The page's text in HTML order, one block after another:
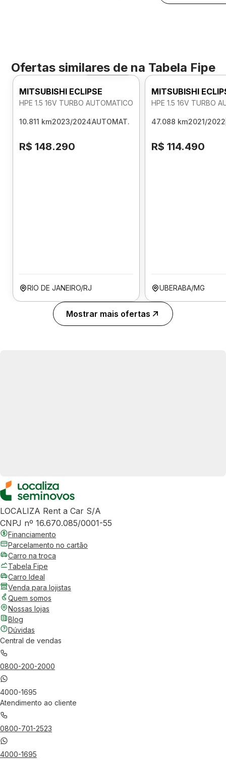
Ofertas similares de na Tabela Fipe
Foto 360º
MITSUBISHI ECLIPSE
HPE 1.5 16V TURBO AUTOMATICO
10.811 km2023/2024AUTOMAT.
R$ 148.290
RIO DE JANEIRO/RJ
MITSUBISHI
HPE 1.5 16V TURBO
47.088 km2021/2022
R$ 114.490
UBERABA/MG
Mostrar mais ofertas
LOCALIZA Rent a Car S/A
CNPJ nº 16.670.085/0001-55
Financiamento
Parcelamento no cartão
Carro na troca
Tabela Fipe
Carro Ideal
Venda para lojistas
Quem somos
Nossas lojas
Blog
Dúvidas
Central de vendas
0800-200-2000
4000-1695
Atendimento ao cliente
0800-701-2523
4000-1695